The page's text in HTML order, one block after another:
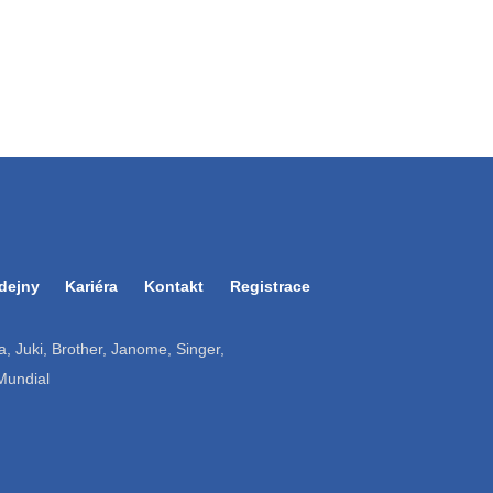
Kariéra Kontakt Registrace
Juki, Brother, Janome, Singer,